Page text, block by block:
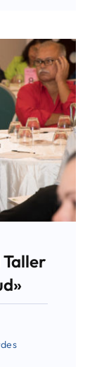
Taller